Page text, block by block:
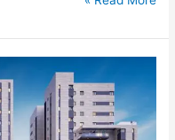
כ-30%
ברכישת